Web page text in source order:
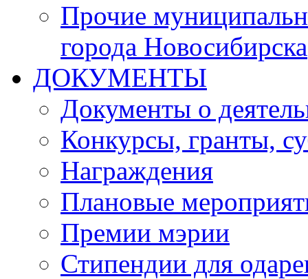
Прочие
города Новосибирска
ДОКУМЕНТЫ
Документы о
Конкурсы, гранты,
Награждения
Плановые
Премии мэрии
Стипендии для